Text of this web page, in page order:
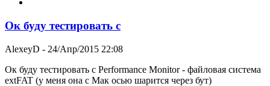
Ок буду тестировать с
AlexeyD - 24/Апр/2015 22:08
Ок буду тестировать с Performance Monitor - файловая система
extFAT (у меня она с Мак осью шарится через бут)